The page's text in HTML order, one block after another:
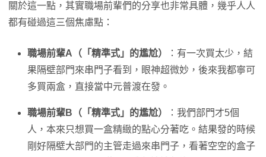
關於這一點，其實職場前輩們的分享也非常具體，幾乎人人
都有碰過這三個焦慮點：
職場前輩A（「精準式」的尷尬）
：有一次買太少，結
果隔壁部門來串門子看到，眼神超微妙，後來我都寧可
多買兩盒，直接當中元普渡在發。
職場前輩B（「精準式」的尷尬）
：我們部門才5個
人，本來只想買一盒精緻的點心分著吃。結果發的時候
剛好隔壁大部門的主管走過來串門子，看著空空的盒子